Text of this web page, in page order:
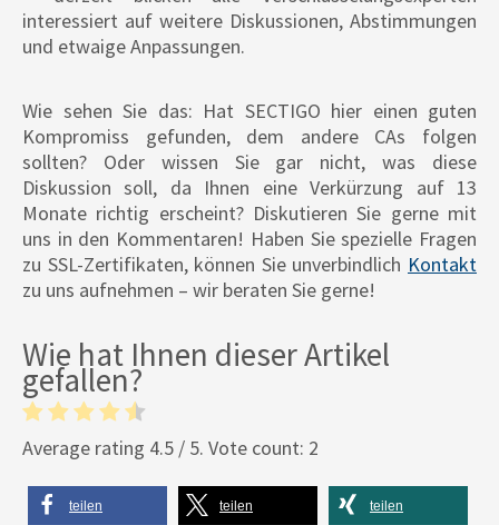
interessiert auf weitere Diskussionen, Abstimmungen
und etwaige Anpassungen.
Wie sehen Sie das: Hat SECTIGO hier einen guten
Kompromiss gefunden, dem andere CAs folgen
sollten? Oder wissen Sie gar nicht, was diese
Diskussion soll, da Ihnen eine Verkürzung auf 13
Monate richtig erscheint? Diskutieren Sie gerne mit
uns in den Kommentaren! Haben Sie spezielle Fragen
zu SSL-Zertifikaten, können Sie unverbindlich Kontakt
zu uns aufnehmen – wir beraten Sie gerne!
Wie hat Ihnen dieser Artikel
gefallen?
Average rating 4.5 / 5. Vote count: 2
teilen teilen teilen